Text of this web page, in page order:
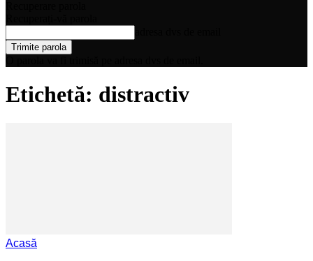
Etichetă: distractiv
Acasă